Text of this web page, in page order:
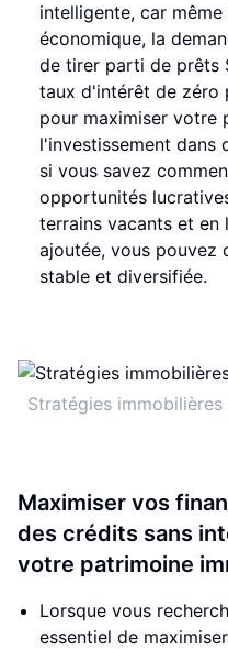
intelligente, car
économique, la
de tirer parti de prêts
taux d'intérêt de zéro
pour maximiser votre
l'investissement dans
si vous savez
opportunités
terrains vacants et en
ajoutée, vous pouvez
stable et diversifiée.
Stratégies
Maximiser vos
des crédits sans
votre patrimoine
Lorsque vous
essentiel de